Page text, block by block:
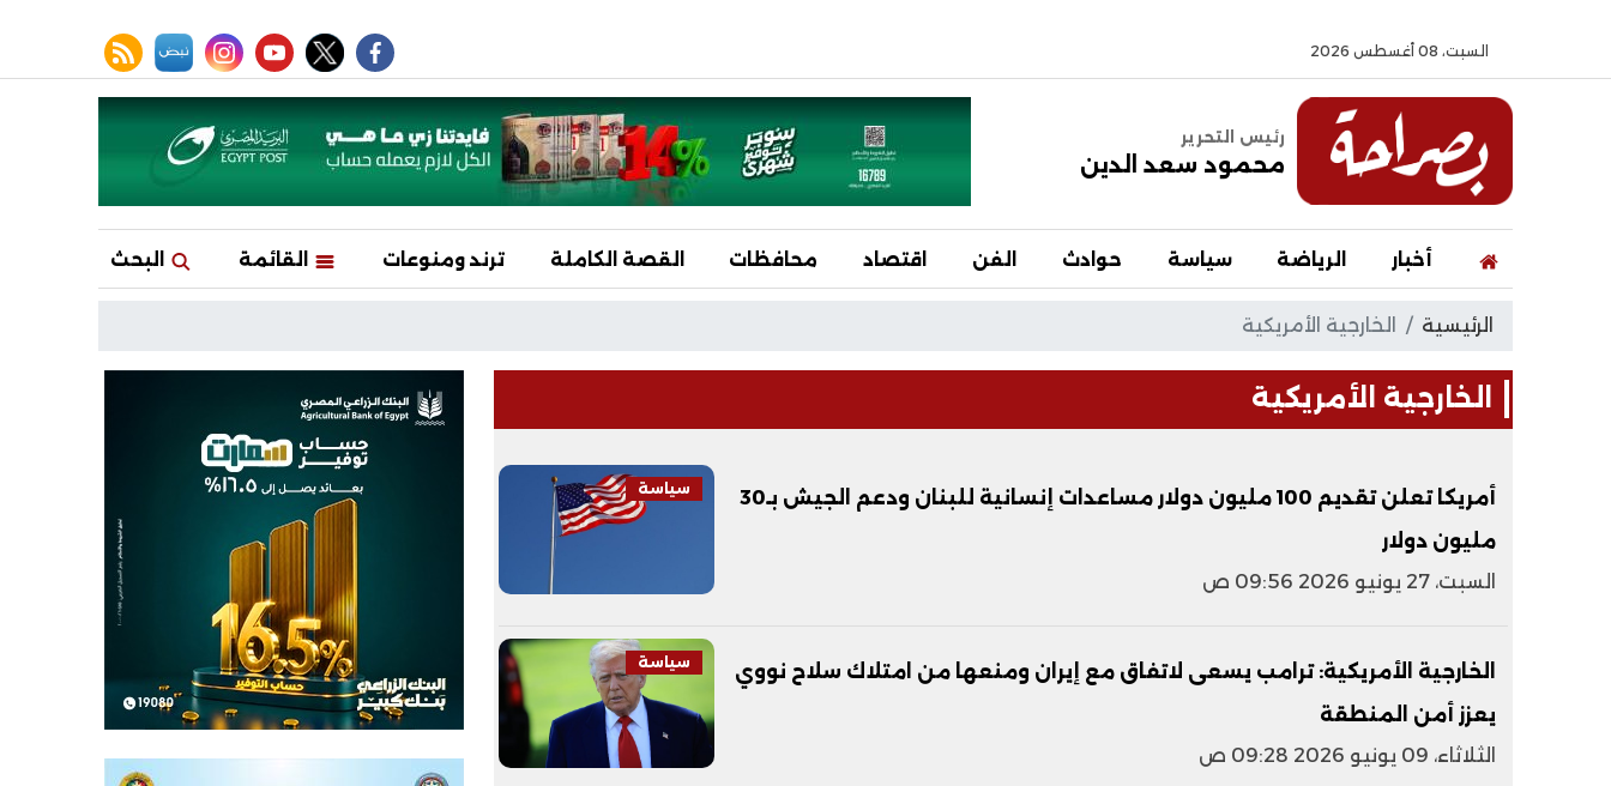
السبت، 08 أغسطس 2026
facebook
twitter
youtube
instagram
نبض rss feed
رئيس التحرير
محمود سعد الدين
أخبار الرياضة سياسة حوادث الفن اقتصاد محافظات القصة الكاملة ترند ومنوعات القائمة البحث
الرئيسية الخارجية الأمريكية
الخارجية الأمريكية
سياسة
أمريكا تعلن تقديم 100 مليون دولار مساعدات إنسانية للبنان ودعم الجيش بـ30
مليون دولار
السبت، 27 يونيو 2026 09:56 ص
سياسة
الخارجية الأمريكية: ترامب يسعى لاتفاق مع إيران ومنعها من امتلاك سلاح نووي
يعزز أمن المنطقة
الثلاثاء، 09 يونيو 2026 09:28 ص